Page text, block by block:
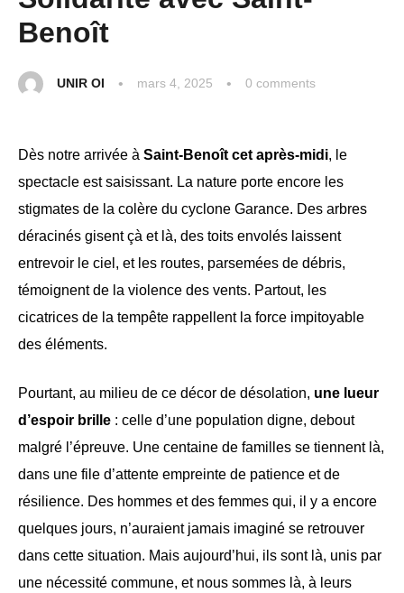
Benoît
UNIR OI mars 4, 2025 0 comments
Dès notre arrivée à Saint-Benoît cet après-midi, le
spectacle est saisissant. La nature porte encore les
stigmates de la colère du cyclone Garance. Des arbres
déracinés gisent çà et là, des toits envolés laissent
entrevoir le ciel, et les routes, parsemées de débris,
témoignent de la violence des vents. Partout, les
cicatrices de la tempête rappellent la force impitoyable
des éléments.
Pourtant, au milieu de ce décor de désolation, une lueur
d’espoir brille : celle d’une population digne, debout
malgré l’épreuve. Une centaine de familles se tiennent là,
dans une file d’attente empreinte de patience et de
résilience. Des hommes et des femmes qui, il y a encore
quelques jours, n’auraient jamais imaginé se retrouver
dans cette situation. Mais aujourd’hui, ils sont là, unis par
une nécessité commune, et nous sommes là, à leurs